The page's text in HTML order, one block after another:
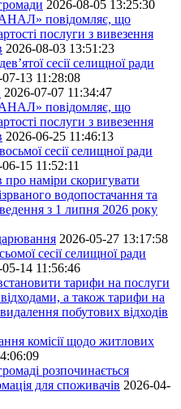
2026-08-05 13:25:30
повідомляє, що
послуги з вивезення
2026-08-03 13:51:23
сесії селищної ради
13 11:28:08
2026-07-07 11:34:47
повідомляє, що
послуги з вивезення
2026-06-25 11:46:13
сесії селищної ради
15 11:52:11
наміри скоригувати
водопостачання та
з 1 липня 2026 року
2026-05-27 13:17:58
сесії селищної ради
14 11:56:46
тарифи на послуги
а також тарифи на
побутових відходів
комісії щодо житлових
розпочинається
для споживачів 2026-04-